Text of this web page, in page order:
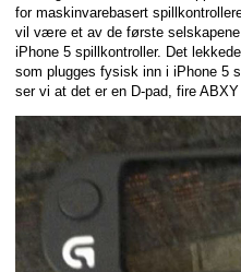
for maskinvarebasert
vil være et av de første
iPhone 5 spillkontroller. Det
som plugges fysisk inn i iPhone 5
ser vi at det er en D-pad, fire